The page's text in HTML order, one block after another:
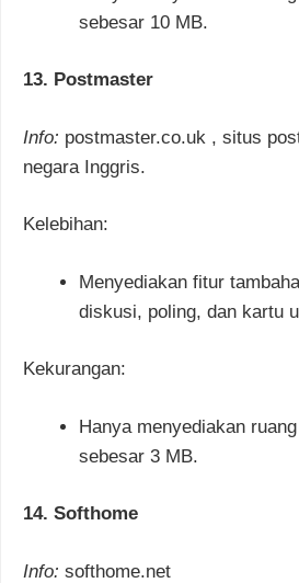
sebesar 10 MB.
13. Postmaster
Info: postmaster.co.uk , situs
negara Inggris.
Kelebihan:
Menyediakan fitur
diskusi, poling, dan kartu
Kekurangan:
Hanya menyediakan
sebesar 3 MB.
14. Softhome
Info: softhome.net